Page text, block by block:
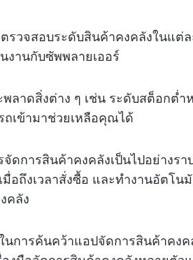
รวจสอบระดับสินค้าคงคลังในแต่
งานกับซัพพลายเออร์
พลาดสิ่งต่าง ๆ เช่น ระดับสต็อกต่
เข้ามาช่วยเหลือคุณได้
ดการสินค้าคงคลังเป็นไปอย่างร
อถึงเวลาสั่งซื้อ และทำงานอัตโ
คลัง
การค้นคว้าแอปจัดการสินค้าคงค